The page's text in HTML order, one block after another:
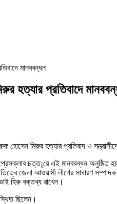
মানববন্ধন
হত্যার প্রতিবাদে
হোসেন মিরুর হত্যার প্রতিবাদ ও
চত্ত¡রে এই মানববন্ধন অনুষ্ঠিত
জেলা আওয়ামী লীগের সাধারণ
হিরু বক্তব্য রাখেন।
ছিলেন।